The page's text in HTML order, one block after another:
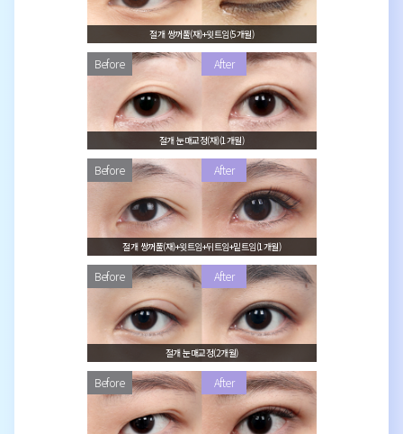
절개 쌍꺼풀(재)+윗트임(5개월)
절개 눈매교정(재)(1개월)
절개 쌍꺼풀(재)+윗트임+뒤트임+밑트임(1개월)
절개 눈매교정(2개월)